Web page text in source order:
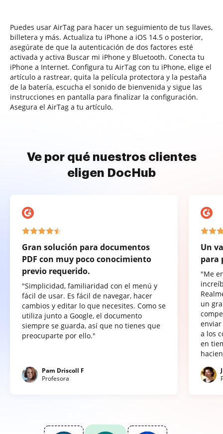
Puedes usar AirTag para hacer un seguimiento de tus llaves,
billetera y más. Actualiza tu iPhone a iOS 14.5 o posterior,
asegúrate de que la autenticación de dos factores esté
activada y activa Buscar mi iPhone y Bluetooth. Conecta tu
iPhone a Internet. Configura tu AirTag con tu iPhone, elige el
artículo a rastrear, quita la película protectora y la pestaña
de la batería, escucha el sonido de bienvenida y sigue las
instrucciones en pantalla para finalizar la configuración.
Asegura el AirTag a tu artículo.
Ve por qué nuestros clientes
eligen DocHub
Gran solución para documentos
PDF con muy poco conocimiento
previo requerido.
"Simplicidad, familiaridad con el menú y
fácil de usar. Es fácil de navegar, hacer
cambios y editar lo que necesites. Como se
utiliza junto a Google, el documento
siempre se guarda, así que no tienes que
preocuparte por ello."
Pam Driscoll F
Profesora
Un
para
"Me
un
a los
en